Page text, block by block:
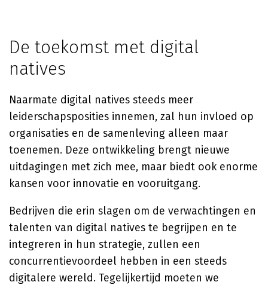
De toekomst met digital
natives
Naarmate digital natives steeds meer
leiderschapsposities innemen, zal hun invloed op
organisaties en de samenleving alleen maar
toenemen. Deze ontwikkeling brengt nieuwe
uitdagingen met zich mee, maar biedt ook enorme
kansen voor innovatie en vooruitgang.
Bedrijven die erin slagen om de verwachtingen en
talenten van digital natives te begrijpen en te
integreren in hun strategie, zullen een
concurrentievoordeel hebben in een steeds
digitalere wereld. Tegelijkertijd moeten we